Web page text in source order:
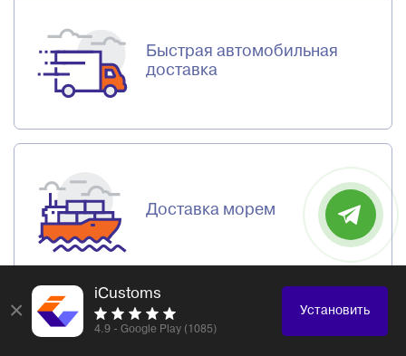
Быстрая автомобильная
доставка
Доставка морем
×
iCustoms
4.9 - Google Play (1085)
Установить